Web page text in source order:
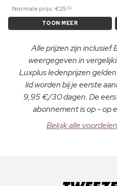
Normale prijs:€25 99
TOON MEER
Alle prijzen zijn inclusief
weergegeven in
Luxplus ledenprijzen
lid worden bij je eerste
9,95 €/30 dagen. De
abonnement is op - op
Bekijk alle